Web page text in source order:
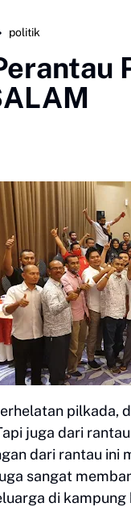
politik
pilkada,
juga dari
dari rantau ini
sangat
di